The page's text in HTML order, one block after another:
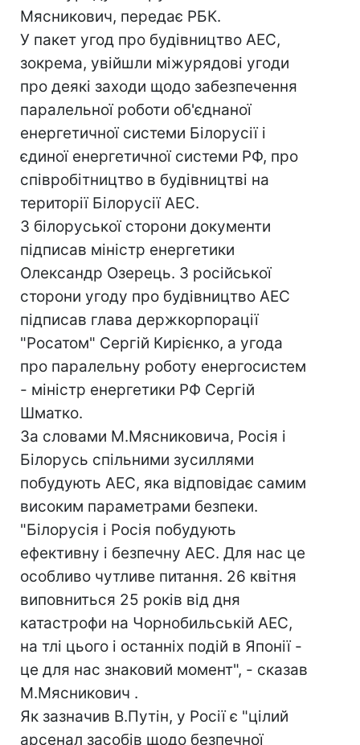
Мясникович, передає РБК.
У пакет угод про будівництво АЕС,
зокрема, увійшли міжурядові угоди
про деякі заходи щодо забезпечення
паралельної роботи об'єднаної
енергетичної системи Білорусії і
єдиної енергетичної системи РФ, про
співробітництво в будівництві на
території Білорусії АЕС.
З білоруської сторони документи
підписав міністр енергетики
Олександр Озерець. З російської
сторони угоду про будівництво АЕС
підписав глава держкорпорації
"Росатом" Сергій Кирієнко, а угода
про паралельну роботу енергосистем
- міністр енергетики РФ Сергій
Шматко.
За словами М.Мясниковича, Росія і
Білорусь спільними зусиллями
побудують АЕС, яка відповідає самим
високим параметрами безпеки.
"Білорусія і Росія побудують
ефективну і безпечну АЕС. Для нас це
особливо чутливе питання. 26 квітня
виповниться 25 років від дня
катастрофи на Чорнобильській АЕС,
на тлі цього і останніх подій в Японії -
це для нас знаковий момент", - сказав
М.Мясникович .
Як зазначив В.Путін, у Росії є "цілий
арсенал засобів щодо безпечної